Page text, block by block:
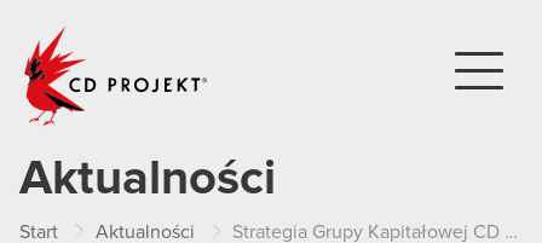
Aktualności
Start Aktualności Strategia Grupy Kapitałowej CD Projekt Red na lata 2012-2015